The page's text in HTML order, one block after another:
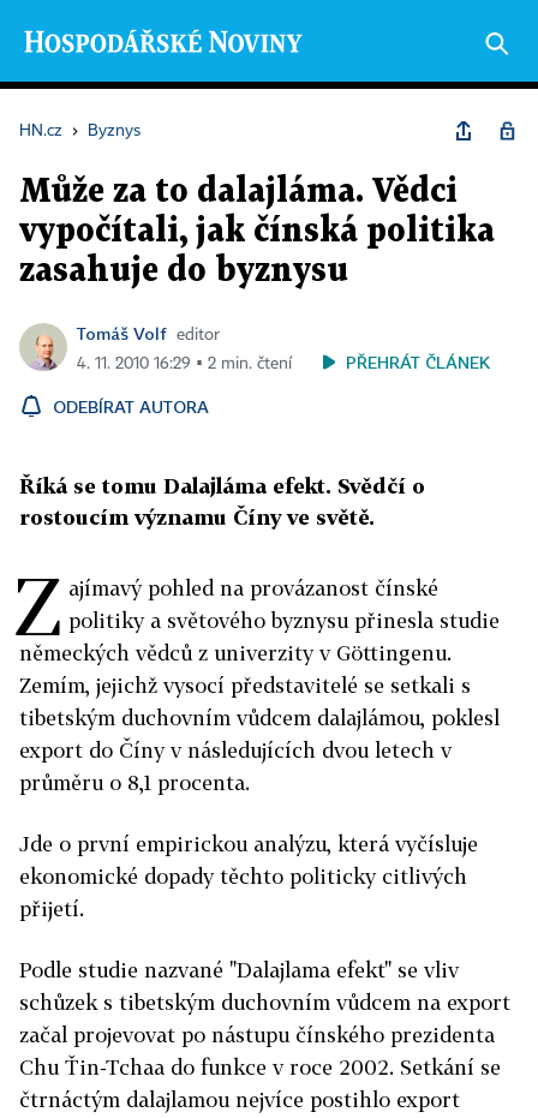
HN.cz › Byznys
Může za to dalajláma. Vědci
vypočítali, jak čínská politika
zasahuje do byznysu
Tomáš Volf editor
4. 11. 2010 16:29 ▪ 2 min. čtení
PŘEHRÁT ČLÁNEK
ODEBÍRAT AUTORA
Říká se tomu Dalajláma efekt. Svědčí o
rostoucím významu Číny ve světě.
Z ajímavý pohled na provázanost čínské
politiky a světového byznysu přinesla studie
německých vědců z univerzity v Göttingenu.
Zemím, jejichž vysocí představitelé se setkali s
tibetským duchovním vůdcem dalajlámou, poklesl
export do Číny v následujících dvou letech v
průměru o 8,1 procenta.
Jde o první empirickou analýzu, která vyčísluje
ekonomické dopady těchto politicky citlivých
přijetí.
Podle studie nazvané "Dalajlama efekt" se vliv
schůzek s tibetským duchovním vůdcem na export
začal projevovat po nástupu čínského prezidenta
Chu Ťin-Tchaa do funkce v roce 2002. Setkání se
čtrnáctým dalajlamou nejvíce postihlo export